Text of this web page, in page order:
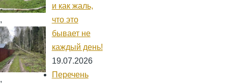
,
,
и как жаль,
что это
бывает не
каждый день!
19.07.2026
Перечень